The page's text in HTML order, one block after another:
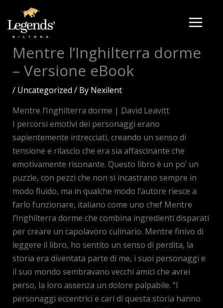
content
Mentre l’Inghilterra dorme
– Versione eBook
/ Uncategorized / By Nexilent
Mentre l’Inghilterra dorme | David Leavitt
I percorsi emotivi dei personaggi erano
sapientemente intrecciati, creando un senso di
tensione e rilascio che era sia affascinante che
emotivamente risonante. Questo libro è un po’ un
puzzle, con pezzi che non si incastrano sempre in
modo fluido, ma in qualche modo l’autore riesce a
farlo funzionare, italiano come uno chef Mentre
l’Inghilterra dorme che combina ingredienti disparati
per creare un capolavoro culinario. Mentre finivo di
leggere il libro, ho sentito un senso di perdita, la
storia era diventata parte di me, i suoi personaggi e
il suo mondo sembravano vecchi amici che avrei
perso, la loro assenza un dolore palpabile. “I
personaggi eccentrici e cari di questa storia hanno